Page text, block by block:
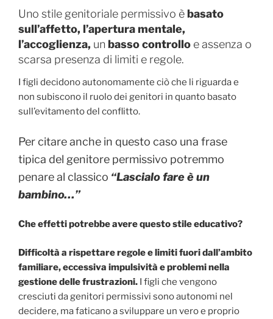
Uno stile genitoriale permissivo èbasato
sull’affetto, l’apertura mentale,
l’accoglienza, un basso controllo e assenza o
scarsa presenza di limiti e regole.
I figli decidono autonomamente ciò che li riguarda e
non subiscono il ruolo dei genitori in quanto basato
sull’evitamento del conflitto.
Per citare anche in questo caso una frase
tipica del genitore permissivo potremmo
penare al classico “Lascialo fare è un
bambino…”
Che effetti potrebbe avere questo stile educativo?
Difficoltà a rispettare regole e limiti fuori dall’ambito
familiare, eccessiva impulsività e problemi nella
gestione delle frustrazioni. I figli che vengono
cresciuti da genitori permissivi sono autonomi nel
decidere, ma faticano a sviluppare un vero e proprio